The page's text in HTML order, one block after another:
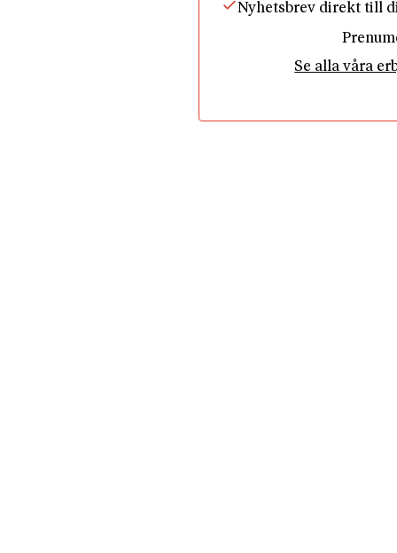
Nyhetsbrev direkt till
Se alla våra